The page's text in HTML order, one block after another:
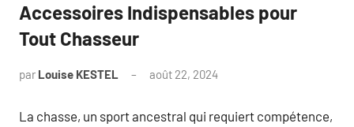
Accessoires Indispensables pour
Tout Chasseur
par Louise KESTEL août 22, 2024
La chasse, un sport ancestral qui requiert compétence,